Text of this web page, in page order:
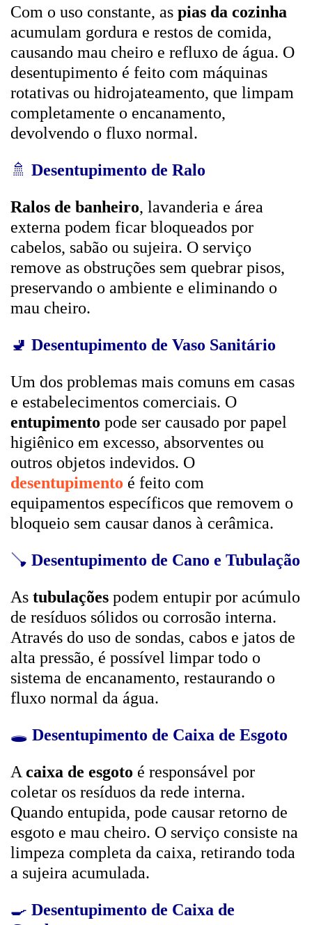
Com o uso constante, as pias da cozinha
acumulam gordura e restos de comida,
causando mau cheiro e refluxo de água. O
desentupimento é feito com máquinas
rotativas ou hidrojateamento, que limpam
completamente o encanamento,
devolvendo o fluxo normal.
🚿 Desentupimento de Ralo
Ralos de banheiro, lavanderia e área
externa podem ficar bloqueados por
cabelos, sabão ou sujeira. O serviço
remove as obstruções sem quebrar pisos,
preservando o ambiente e eliminando o
mau cheiro.
🚽 Desentupimento de Vaso Sanitário
Um dos problemas mais comuns em casas
e estabelecimentos comerciais. O
entupimento pode ser causado por papel
higiênico em excesso, absorventes ou
outros objetos indevidos. O
desentupimento é feito com
equipamentos específicos que removem o
bloqueio sem causar danos à cerâmica.
🪠 Desentupimento de Cano e Tubulação
As tubulações podem entupir por acúmulo
de resíduos sólidos ou corrosão interna.
Através do uso de sondas, cabos e jatos de
alta pressão, é possível limpar todo o
sistema de encanamento, restaurando o
fluxo normal da água.
🕳️ Desentupimento de Caixa de Esgoto
A caixa de esgoto é responsável por
coletar os resíduos da rede interna.
Quando entupida, pode causar retorno de
esgoto e mau cheiro. O serviço consiste na
limpeza completa da caixa, retirando toda
a sujeira acumulada.
🍳 Desentupimento de Caixa de